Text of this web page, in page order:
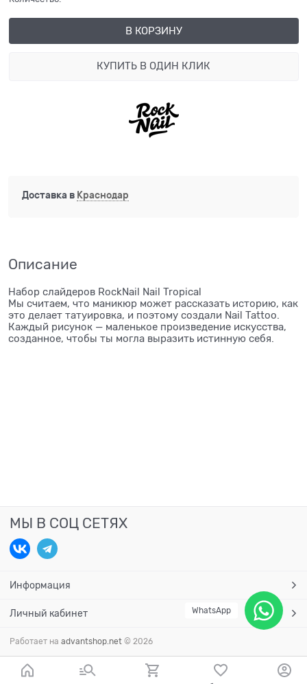
В КОРЗИНУ
КУПИТЬ В ОДИН КЛИК
Доставка в Краснодар
Описание
Набор слайдеров RockNail Nail Tropical
Мы считаем, что маникюр может рассказать историю, как
это делает татуировка, и поэтому создали Nail Tattoo.
Каждый рисунок — маленькое произведение искусства,
созданное, чтобы ты могла выразить истинную себя.
МЫ В СОЦ СЕТЯХ
Информация
Личный кабинет
Работает на advantshop.net © 2026
WhatsApp